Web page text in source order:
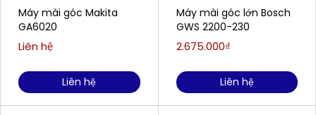
Máy mài góc Makita
GA6020
Liên hệ
Liên hệ
Máy mài góc lớn Bosch
GWS 2200-230
2.675.000₫
Liên hệ